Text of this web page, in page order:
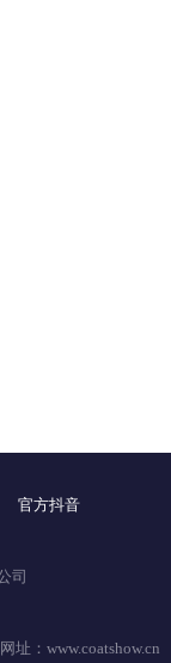
官方抖音
司
网址：www.coatshow.cn